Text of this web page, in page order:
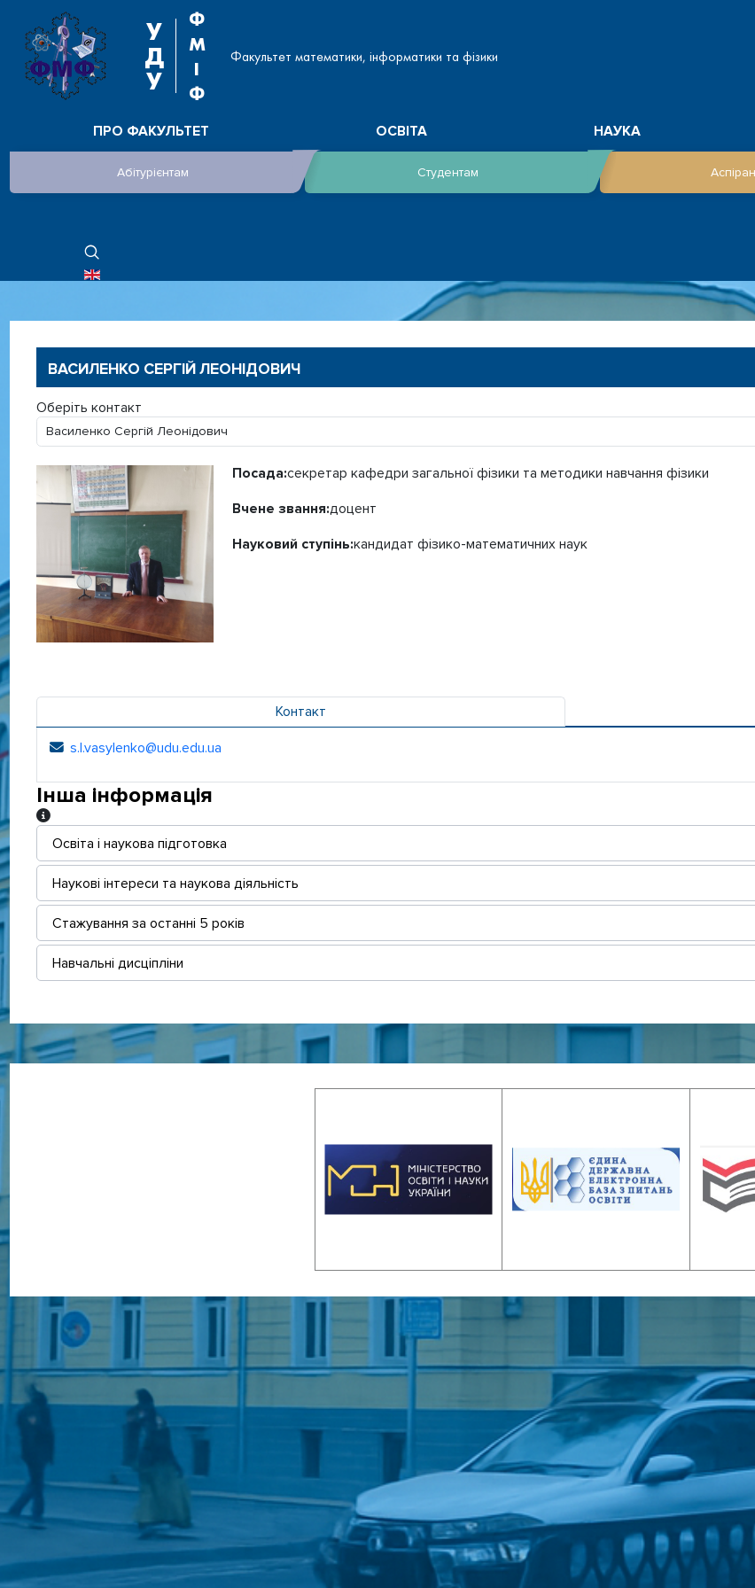
У
Д
У
Ф
М
І
Ф
Факультет математики, інформатики та фізики
ПРО ФАКУЛЬТЕТ ОСВІТА НАУКА
Абітурієнтам Студентам
ОБЕРІТЬ СВОЮ МОВУ
ВАСИЛЕНКО СЕРГІЙ ЛЕОНІДОВИЧ
Оберіть контакт
Посада:секретар кафедри загальної фізики та методики навчання фізики
Вчене звання:доцент
Науковий ступінь:кандидат фізико-математичних наук
Контакт
Електронна адреса:
s.l.vasylenko@udu.edu.ua
Інша інформація
Інша інформація
Освіта і наукова підготовка
Наукові інтереси та наукова діяльність
Стажування за останні 5 років
Навчальні дисціпліни